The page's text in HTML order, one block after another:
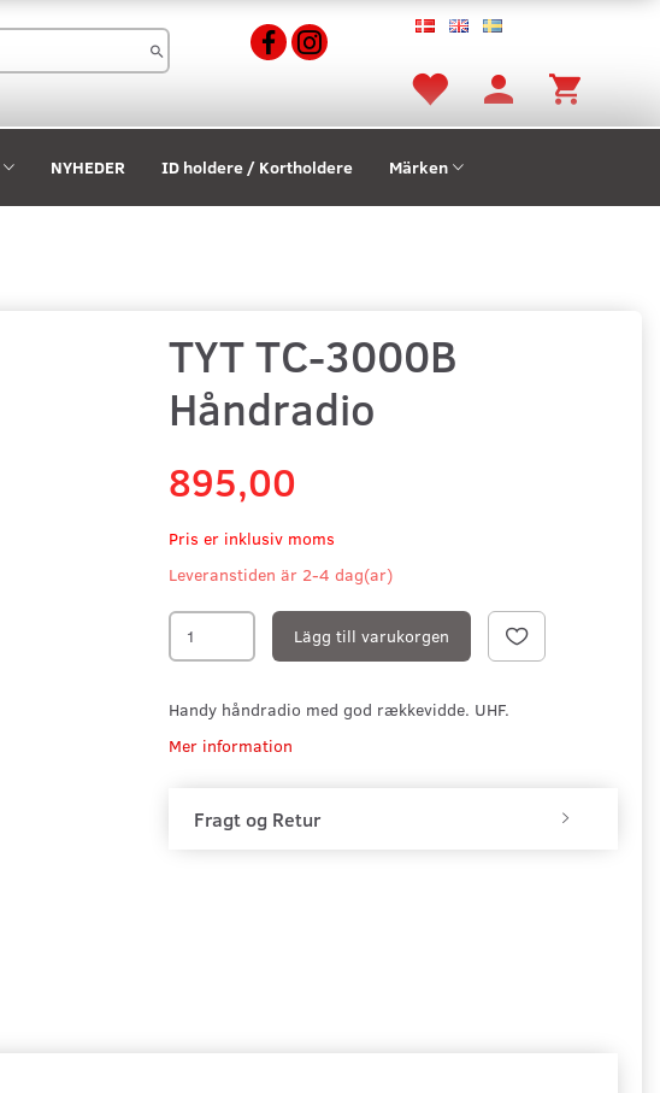
NYHEDER ID holdere / Kortholdere Märken
TYT TC-3000B
Håndradio
895,00
Pris er inklusiv moms
Leveranstiden är 2-4 dag(ar)
Lägg till varukorgen
Handy håndradio med god rækkevidde. UHF.
Mer information
Fragt og Retur